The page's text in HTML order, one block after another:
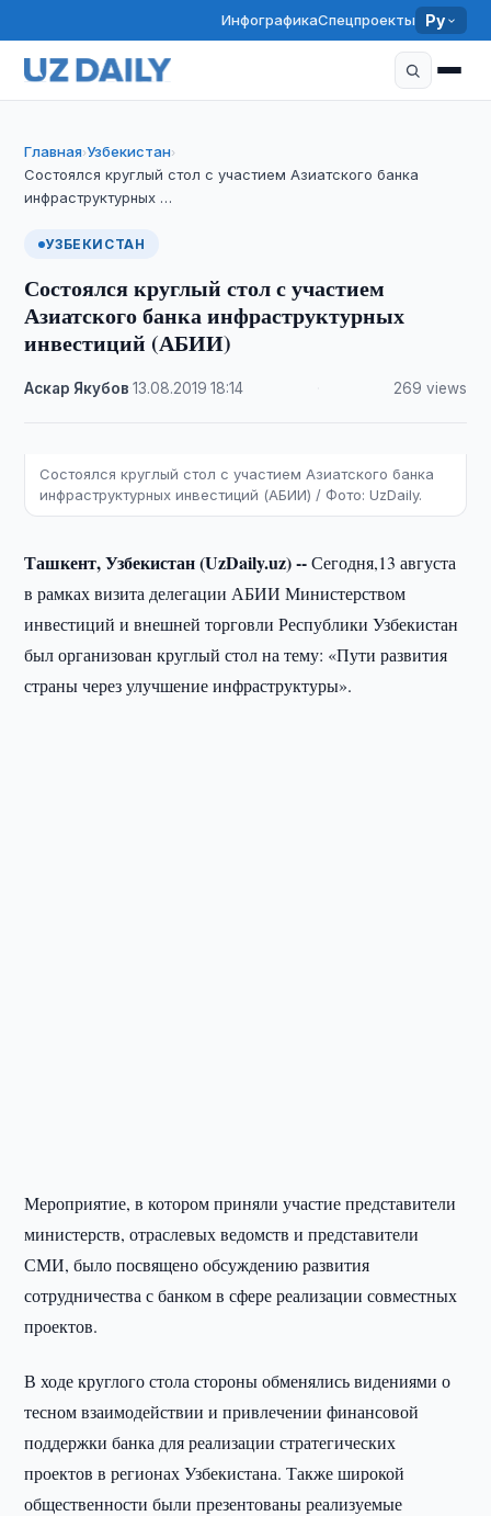
ИнфографикаСпецпроекты Ру
Главная›Узбекистан›
Состоялся круглый стол с участием Азиатского банка
инфраструктурных …
УЗБЕКИСТАН
Состоялся круглый стол с участием
Азиатского банка инфраструктурных
инвестиций (АБИИ)
Аскар Якубов ·13.08.2019 ·18:14 269 views
Состоялся круглый стол с участием Азиатского банка
инфраструктурных инвестиций (АБИИ) / Фото: UzDaily.
Ташкент, Узбекистан (UzDaily.uz) --Сегодня,13 августа
в рамках визита делегации АБИИ Министерством
инвестиций и внешней торговли Республики Узбекистан
был организован круглый стол на тему: «Пути развития
страны через улучшение инфраструктуры».
Мероприятие, в котором приняли участие представители
министерств, отраслевых ведомств и представители
СМИ, было посвящено обсуждению развития
сотрудничества с банком в сфере реализации совместных
проектов.
В ходе круглого стола стороны обменялись видениями о
тесном взаимодействии и привлечении финансовой
поддержки банка для реализации стратегических
проектов в регионах Узбекистана. Также широкой
общественности были презентованы реализуемые